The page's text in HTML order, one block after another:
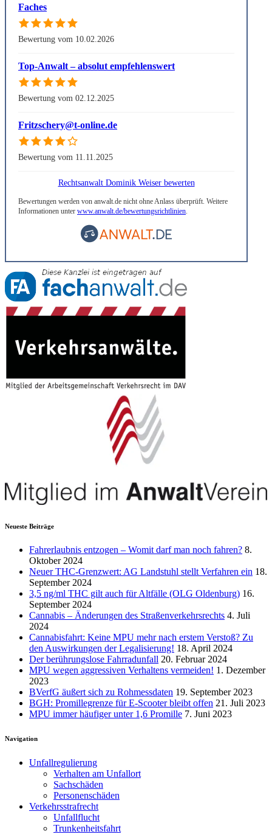
Faches
Bewertung vom 10.02.2026
Top-Anwalt – absolut empfehlenswert
Bewertung vom 02.12.2025
Fritzschery@t-online.de
Bewertung vom 11.11.2025
Rechtsanwalt Dominik Weiser bewerten
Bewertungen werden von anwalt.de nicht ohne Anlass überprüft. Weitere
Informationen unter www.anwalt.de/bewertungsrichtlinien
Neueste Beiträge
Fahrerlaubnis entzogen – Womit darf man noch fahren? 8.
Oktober 2024
Neuer THC-Grenzwert: AG Landstuhl stellt Verfahren ein 18.
September 2024
3,5 ng/ml THC gilt auch für Altfälle (OLG Oldenburg) 16.
September 2024
Cannabis – Änderungen des Straßenverkehrsrechts 4. Juli
2024
Cannabisfahrt: Keine MPU mehr nach erstem Verstoß? Zu
den Auswirkungen der Legalisierung! 18. April 2024
Der berührungslose Fahrradunfall 20. Februar 2024
MPU wegen aggressiven Verhaltens vermeiden! 1. Dezember
2023
BVerfG äußert sich zu Rohmessdaten 19. September 2023
BGH: Promillegrenze für E-Scooter bleibt offen 21. Juli 2023
MPU immer häufiger unter 1,6 Promille 7. Juni 2023
Navigation
Unfallregulierung
Verhalten am Unfallort
Sachschäden
Personenschäden
Verkehrsstrafrecht
Unfallflucht
Trunkenheitsfahrt